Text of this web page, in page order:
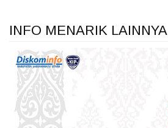
INFO MENARIK LAINNYA